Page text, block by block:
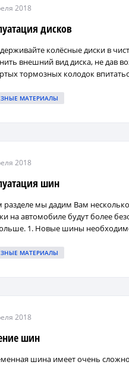
2018
дисков
колёсные диски в
внешний вид диска, не дав
тормозных колодок
МАТЕРИАЛЫ
2018
шин
разделе мы дадим Вам
на автомобиле будут более
1. Новые шины
МАТЕРИАЛЫ
2018
шин
шина имеет очень